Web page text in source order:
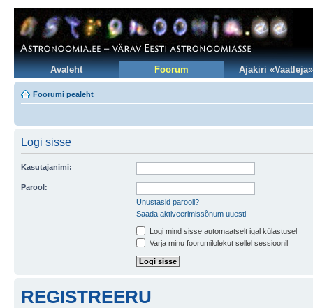
Avaleht Foorum Ajakiri «Vaatleja»
Foorumi pealeht
Logi sisse
Kasutajanimi:
Parool:
Unustasid parooli?
Saada aktiveerimissõnum uuesti
Logi mind sisse automaatselt igal külastusel
Varja minu foorumilolekut sellel sessioonil
REGISTREERU